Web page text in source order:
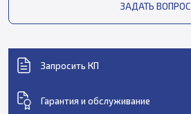
ЗАДАТЬ ВОПРОС
Запросить КП
Гарантия и обслуживание